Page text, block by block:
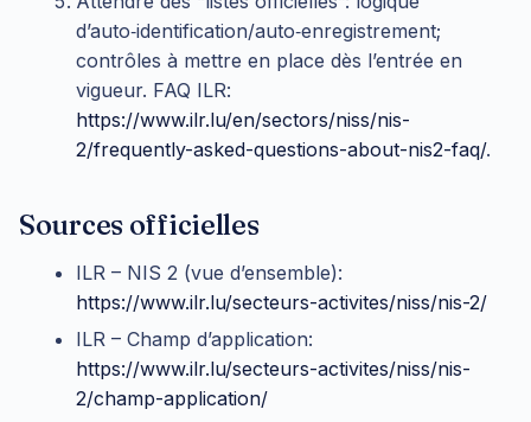
d’auto‑identification/auto‑enregistrement;
contrôles à mettre en place dès l’entrée en
vigueur. FAQ ILR:
https://www.ilr.lu/en/sectors/niss/nis-
2/frequently-asked-questions-about-nis2-faq/.
Sources officielles
ILR – NIS 2 (vue d’ensemble):
https://www.ilr.lu/secteurs-activites/niss/nis-2/
ILR – Champ d’application:
https://www.ilr.lu/secteurs-activites/niss/nis-
2/champ-application/